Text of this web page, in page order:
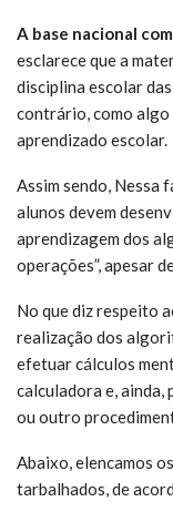
A base nacional
esclarece que a
disciplina escolar
contrário, como
aprendizado escolar.
Assim sendo, Nessa
alunos devem
aprendizagem dos
operações”, apesar
No que diz respeito
realização dos
efetuar cálculos
calculadora e, ainda,
ou outro
Abaixo, elencamos
tarbalhados, de